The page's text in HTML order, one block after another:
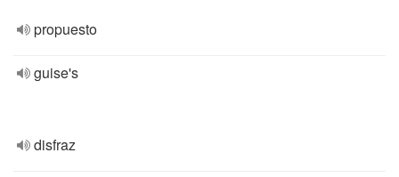
propuesto
guise's
disfraz